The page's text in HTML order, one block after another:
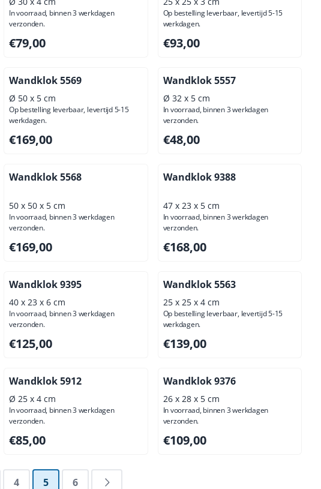
In voorraad, binnen 3 werkdagen
verzonden.
Prijs: 79,00, exclusief btw: 65,29
€79,00
Op bestelling leverbaar, levertijd 5-15
werkdagen.
Prijs: 93,00, exclusief btw: 76,86
€93,00
Wandklok 5569
Ø 50 x 5 cm
Op bestelling leverbaar, levertijd 5-15
werkdagen.
Prijs: 169,00, exclusief btw: 139,67
€169,00
Wandklok 5557
Ø 32 x 5 cm
In voorraad, binnen 3 werkdagen
verzonden.
Prijs: 48,00, exclusief btw: 39,67
€48,00
Wandklok 5568
50 x 50 x 5 cm
In voorraad, binnen 3 werkdagen
verzonden.
Prijs: 169,00, exclusief btw: 139,67
€169,00
Wandklok 9388
47 x 23 x 5 cm
In voorraad, binnen 3 werkdagen
verzonden.
Prijs: 168,00, exclusief btw: 138,84
€168,00
Wandklok 9395
40 x 23 x 6 cm
In voorraad, binnen 3 werkdagen
verzonden.
Prijs: 125,00, exclusief btw: 103,31
€125,00
Wandklok 5563
25 x 25 x 4 cm
Op bestelling leverbaar, levertijd 5-15
werkdagen.
Prijs: 139,00, exclusief btw: 114,88
€139,00
Wandklok 5912
Ø 25 x 4 cm
In voorraad, binnen 3 werkdagen
verzonden.
Prijs: 85,00, exclusief btw: 70,25
€85,00
Wandklok 9376
26 x 28 x 5 cm
In voorraad, binnen 3 werkdagen
verzonden.
Prijs: 109,00, exclusief btw: 90,08
€109,00
4 5 6